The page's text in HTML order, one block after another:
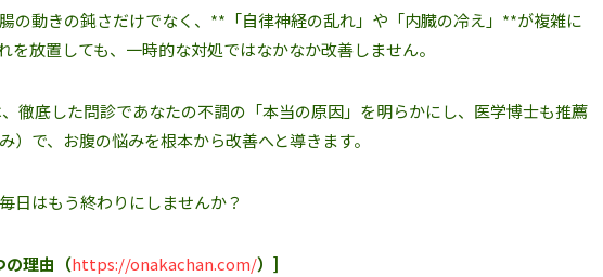
の動きの鈍さだけでなく、**「自律神経の乱れ」や「内臓の冷え」**が複雑に
放置しても、一時的な対処ではなかなか改善しません。
徹底した問診であなたの不調の「本当の原因」を明らかにし、医学博士も推薦
で、お腹の悩みを根本から改善へと導きます。
日はもう終わりにしませんか？
の理由（https://onakachan.com/）]